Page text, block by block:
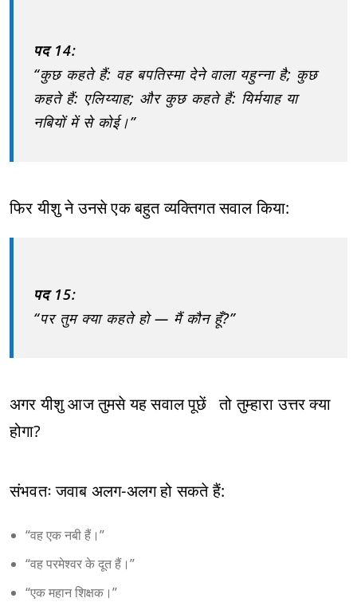
पद 14:
“कुछ कहते हैं: वह बपतिस्मा देने वाला यहुन्ना है; कुछ
कहते हैं: एलिय्याह; और कुछ कहते हैं: यिर्मयाह या
नबियों में से कोई।”
फिर यीशु ने उनसे एक बहुत व्यक्तिगत सवाल किया:
पद 15:
“पर तुम क्या कहते हो — मैं कौन हूँ?”
अगर यीशु आज तुमसे यह सवाल पूछें तो तुम्हारा उत्तर क्या
होगा?
संभवतः जवाब अलग-अलग हो सकते हैं:
“वह एक नबी हैं।”
“वह परमेश्वर के दूत हैं।”
“एक महान शिक्षक।”